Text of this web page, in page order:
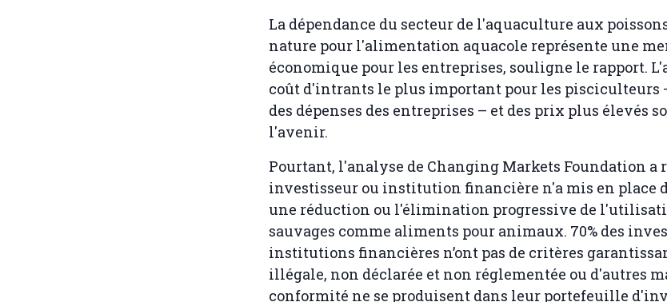
La dépendance du secteur de l'aquaculture aux
nature pour l'alimentation aquacole représente une
économique pour les entreprises, souligne le rapport.
coût d'intrants le plus important pour les pisciculteurs
des dépenses des entreprises – et des prix plus élevés
l'avenir.
Pourtant, l'analyse de Changing Markets Foundation a
investisseur ou institution financière n'a mis en place
une réduction ou l'élimination progressive de
sauvages comme aliments pour animaux. 70% des
institutions financières n’ont pas de critères
illégale, non déclarée et non réglementée ou d'autres
conformité ne se produisent dans leur portefeuille